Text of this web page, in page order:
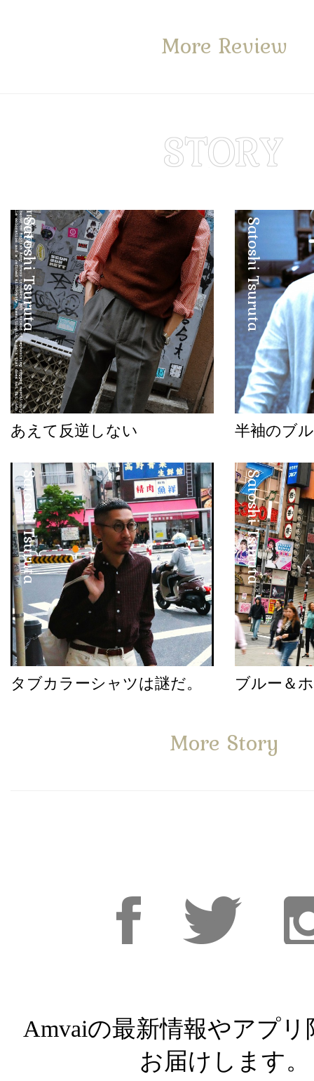
More Review
Satoshi Tsuruta
あえて反逆しない
Satoshi Tsuruta
半袖のブ
Satoshi Tsuruta
タブカラーシャツは謎だ。
Satoshi Tsuruta
ブルー＆
More Story
Amvaiの最新情報やアプリ
お届けします。